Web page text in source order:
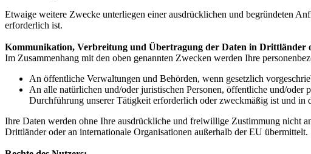
Etwaige weitere Zwecke unterliegen einer ausdrücklichen und begründeten
erforderlich ist.
Kommunikation, Verbreitung und Übertragung der Daten in Drittländer
Im Zusammenhang mit den oben genannten Zwecken werden Ihre
An öffentliche Verwaltungen und Behörden, wenn gesetzlich
An alle natürlichen und/oder juristischen Personen, öffentliche und/
Durchführung unserer Tätigkeit erforderlich oder zweckmäßig ist und in
Ihre Daten werden ohne Ihre ausdrückliche und freiwillige Zustimmung nicht
Drittländer oder an internationale Organisationen außerhalb der EU übermittelt.